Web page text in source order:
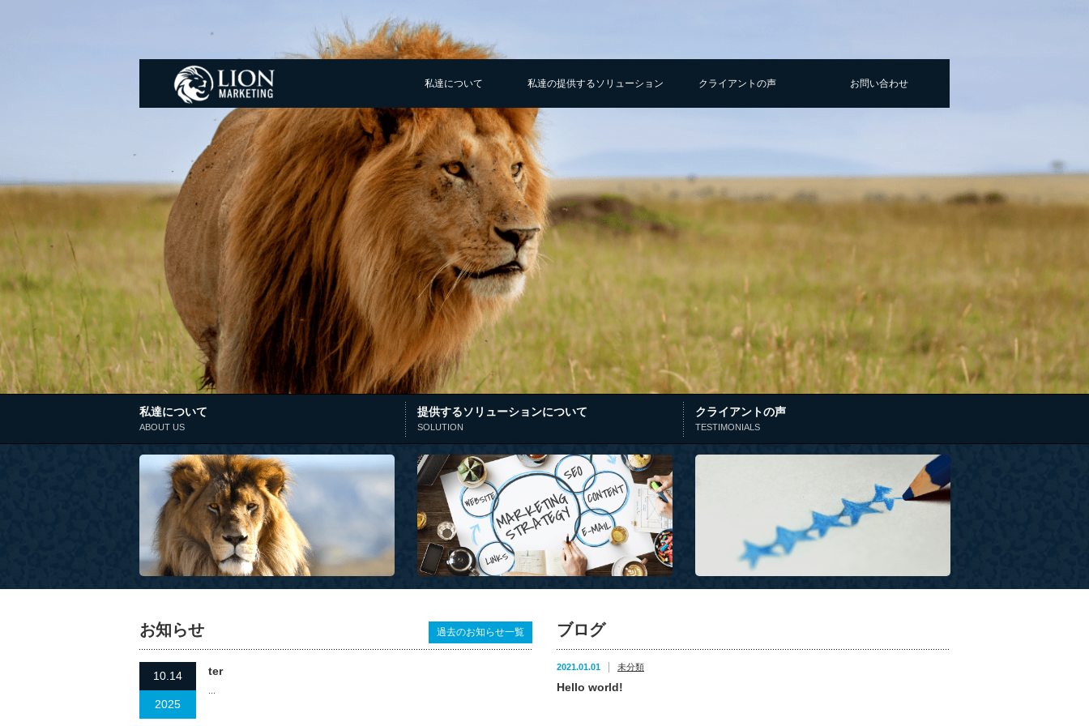
私達について 私達の提供するソリューション クライアントの声 お問い合わせ
私達について
ABOUT US
提供するソリューションについて
SOLUTION
クライアントの声
TESTIMONIALS
お知らせ
10.14
2025
ter
過去のお知らせ一覧 ブログ
2021.01.01 未分類
Hello world!